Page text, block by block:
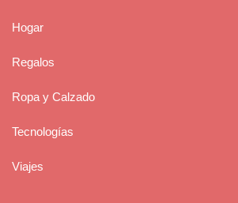
Hogar
Regalos
Ropa y Calzado
Tecnologías
Viajes